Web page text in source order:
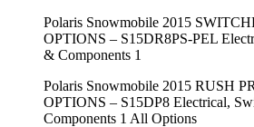
Polaris Snowmobile 2015
OPTIONS – S15DR8PS-PEL
& Components 1
Polaris Snowmobile 2015 RUSH
OPTIONS – S15DP8 Electrical,
Components 1 All Options